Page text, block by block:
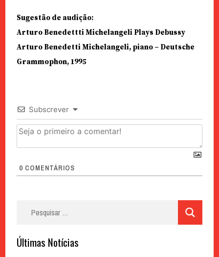
Sugestão de audição:
Arturo Benedettti Michelangeli Plays Debussy
Arturo Benedetti Michelangeli, piano – Deutsche
Grammophon, 1995
Subscrever
0 COMENTÁRIOS
Últimas Notícias